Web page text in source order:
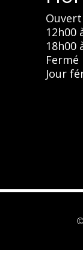
12h00
18h00
Fermé
Jour